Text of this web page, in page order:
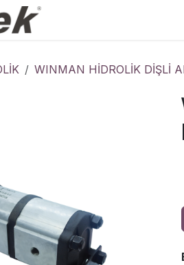
WINMAN HİDROLİK DİŞLİ